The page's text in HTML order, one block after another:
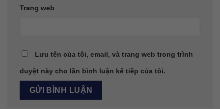
Trang web
Lưu tên của tôi, email, và trang web trong trình
duyệt này cho lần bình luận kế tiếp của tôi.